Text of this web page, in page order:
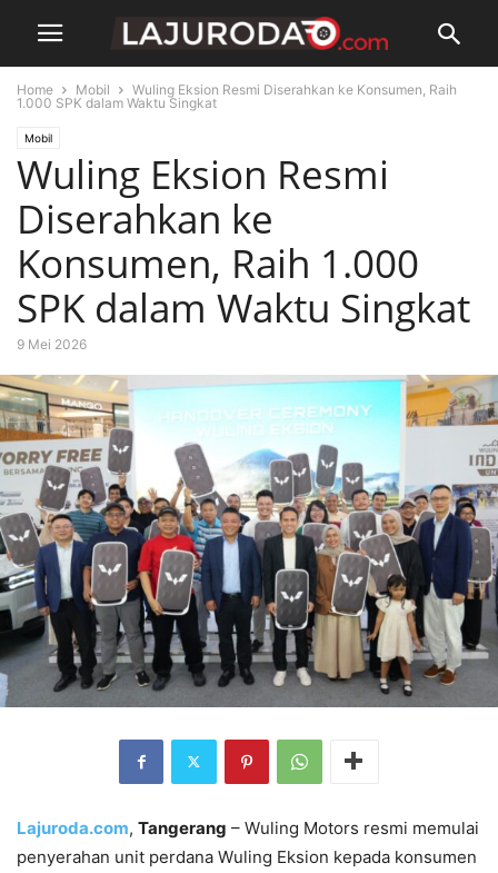
Home Mobil
Wuling Eksion Resmi Diserahkan ke Konsumen, Raih
1.000 SPK dalam Waktu Singkat
Mobil
Wuling Eksion Resmi
Diserahkan ke
Konsumen, Raih 1.000
SPK dalam Waktu Singkat
9 Mei 2026
Lajuroda.com, Tangerang – Wuling Motors resmi memulai
penyerahan unit perdana Wuling Eksion kepada konsumen